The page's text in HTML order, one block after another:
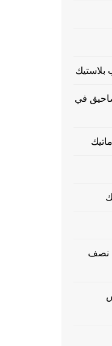
بلاستيك
في
نصف